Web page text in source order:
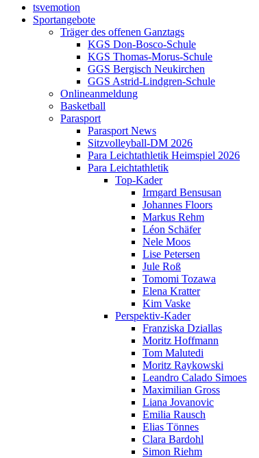
tsvemotion
Sportangebote
Träger des offenen Ganztags
KGS Don-Bosco-Schule
KGS Thomas-Morus-Schule
GGS Bergisch Neukirchen
GGS Astrid-Lindgren-Schule
Onlineanmeldung
Basketball
Parasport
Parasport News
Sitzvolleyball-DM 2026
Para Leichtathletik Heimspiel 2026
Para Leichtathletik
Top-Kader
Irmgard Bensusan
Johannes Floors
Markus Rehm
Léon Schäfer
Nele Moos
Lise Petersen
Jule Roß
Tomomi Tozawa
Elena Kratter
Kim Vaske
Perspektiv-Kader
Franziska Dziallas
Moritz Hoffmann
Tom Malutedi
Moritz Raykowski
Leandro Calado Simoes
Maximilian Gross
Liana Jovanovic
Emilia Rausch
Elias Tönnes
Clara Bardohl
Simon Riehm